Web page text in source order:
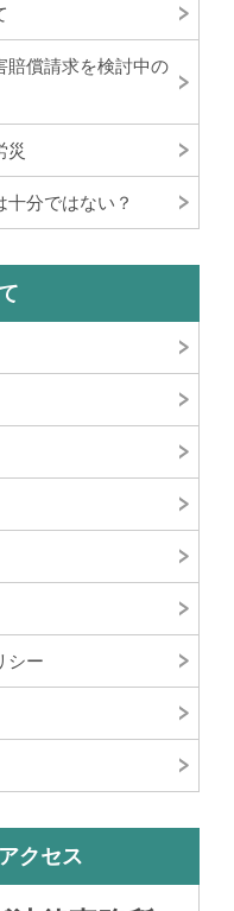
賠償請求を検討中の
災
分ではない？
シー
クセス